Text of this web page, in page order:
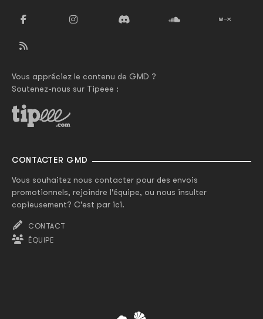
Vous appréciez le contenu de GMD ?
Soutenez-nous sur Tipeee :
CONTACTER GMD
Vous souhaitez nous contacter pour des envois
promotionnels, rejoindre l'équipe, ou nous insulter
copieusement? C'est par ici.
CONTACT
ÉQUIPE